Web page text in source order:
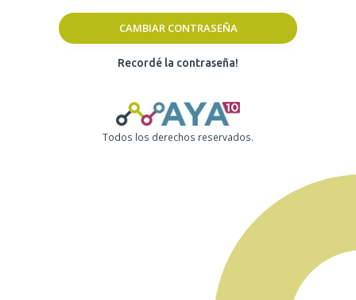
CAMBIAR CONTRASEÑA
Recordé la contraseña!
Todos los derechos reservados.